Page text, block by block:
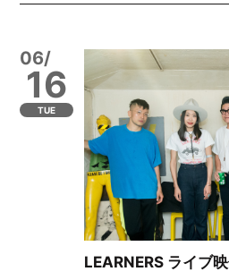
06/
16
TUE
LEARNERS ライブ